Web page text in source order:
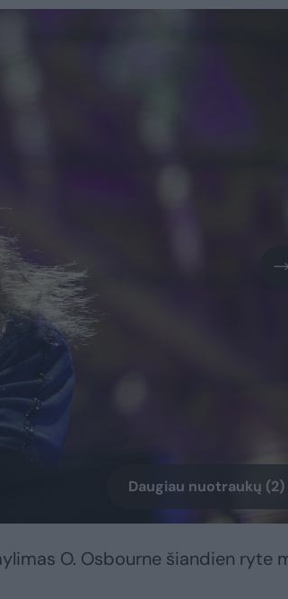
Daugiau nuotraukų (2)
O. Osbourne šiandien ryte